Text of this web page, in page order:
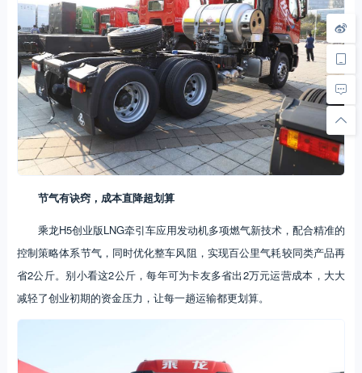
节气有诀窍，成本直降超划算
乘龙H5创业版LNG牵引车应用发动机多项燃气新技术，配合精准的
控制策略体系节气，同时优化整车风阻，实现百公里气耗较同类产品再
省2公斤。别小看这2公斤，每年可为卡友多省出2万元运营成本，大大
减轻了创业初期的资金压力，让每一趟运输都更划算。